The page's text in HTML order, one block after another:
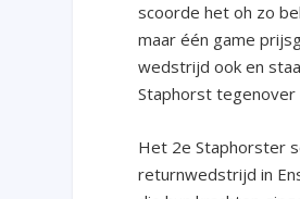
scoorde het oh zo
maar één game
wedstrijd ook en
Staphorst tegenover
Het 2e Staphorster
returnwedstrijd in